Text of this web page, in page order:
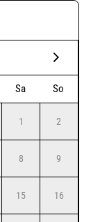
Sa So
1 2
8 9
15 16